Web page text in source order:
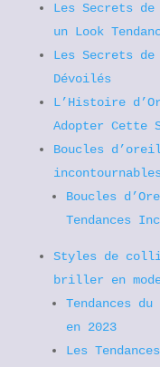
Les Secrets de
un Look
Les Secrets de
Dévoilés
L’Histoire
Adopter Cette
Boucles
Boucles
Tendances
Styles de
briller en
Tendances
en 2023
Les